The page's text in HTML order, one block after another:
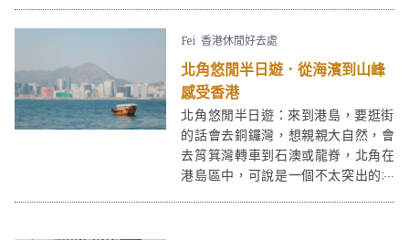
Fei 香港休閒好去處
北角悠閒半日遊．從海濱到山峰
感受香港
北角悠閒半日遊：來到港島，要逛街
的話會去銅鑼灣，想親親大自然，會
去筲箕灣轉車到石澳或龍脊，北角在
港島區中，可說是一個不太突出的地